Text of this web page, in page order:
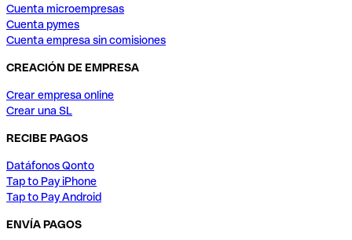
Cuenta microempresas
Cuenta pymes
Cuenta empresa sin comisiones
CREACIÓN DE EMPRESA
Crear empresa online
Crear una SL
RECIBE PAGOS
Datáfonos Qonto
Tap to Pay iPhone
Tap to Pay Android
ENVÍA PAGOS